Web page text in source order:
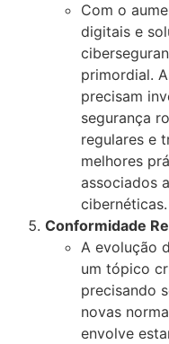
Com o
digitais e
primordial.
precisam
segurança
regulares e
melhores
associados
cibernéticas​.
Conformidade
A evolução
um tópico
precisando
novas
envolve